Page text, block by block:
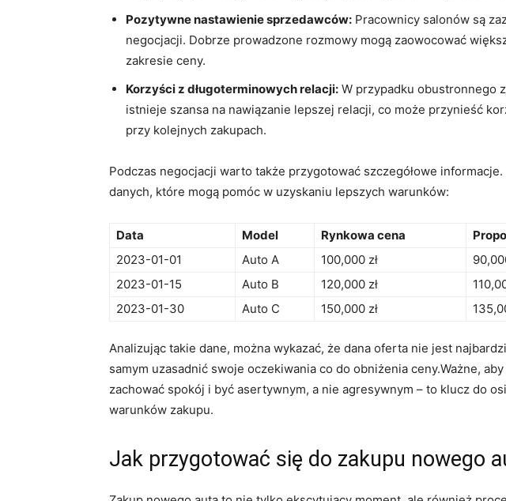
Pozytywne nastawienie sprzedawców: Pracownicy salonów są
negocjacji. Dobrze prowadzone rozmowy mogą zaowocować
zakresie ceny.
Korzyści z długoterminowych relacji: W przypadku obustronnego
istnieje szansa na nawiązanie lepszej relacji, co może przynieść
przy kolejnych zakupach.
Podczas negocjacji warto także przygotować szczegółowe
danych, które mogą pomóc w uzyskaniu lepszych warunków:
Data Model Rynkowa cena
2023-01-01
Auto A 100,000 zł
2023-01-15
Auto B 120,000 zł
2023-01-30
Auto C 150,000 zł
Analizując takie dane, można wykazać, że dana oferta nie jest
samym uzasadnić swoje oczekiwania co do obniżenia ceny.Ważne,
zachować spokój i być asertywnym, a nie agresywnym – to klucz do
warunków zakupu.
Jak przygotować się do zakupu nowego